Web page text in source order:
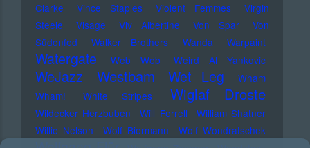
Clarke
Vince Staples Violent Femmes
Virgin
Steele
Visage Viv Albertine Von Spar
Von
Südenfed
Walker Brothers Wanda Warpaint
Watergate Web Web Weird Al Yankovic
WeJazz Westbam Wet Leg
Wham
Wham!
White Stripes Wiglaf Droste
Wildecker Herzbuben Will Ferrell
William Shatner
Willie Nelson
Wolf Biermann Wolf Wondratschek